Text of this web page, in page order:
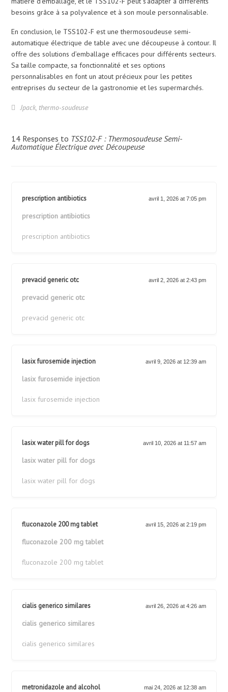
besoins grâce à sa polyvalence et à son moule personnalisable.
En conclusion, le TSS102-F est une thermosoudeuse semi-
automatique électrique de table avec une découpeuse à contour. Il
offre des solutions d’emballage efficaces pour différents secteurs.
Sa taille compacte, sa fonctionnalité et ses options
personnalisables en font un atout précieux pour les petites
entreprises du secteur de la gastronomie et les supermarchés.
Jpack, thermo-soudeuse
14 Responses to TSS102-F : Thermosoudeuse Semi-
Automatique Électrique avec Découpeuse
prescription antibiotics avril 1, 2026 at 7:05 pm
prescription antibiotics
prescription antibiotics
prevacid generic otc avril 2, 2026 at 2:43 pm
prevacid generic otc
prevacid generic otc
lasix furosemide injection avril 9, 2026 at 12:39 am
lasix furosemide injection
lasix furosemide injection
lasix water pill for dogs avril 10, 2026 at 11:57 am
lasix water pill for dogs
lasix water pill for dogs
fluconazole 200 mg tablet avril 15, 2026 at 2:19 pm
fluconazole 200 mg tablet
fluconazole 200 mg tablet
cialis generico similares avril 26, 2026 at 4:26 am
cialis generico similares
cialis generico similares
metronidazole and alcohol mai 24, 2026 at 12:38 am